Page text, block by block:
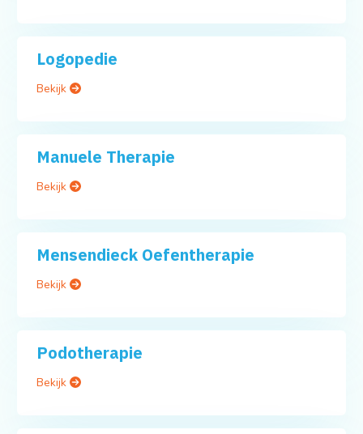
Logopedie
Bekijk
Manuele Therapie
Bekijk
Mensendieck Oefentherapie
Bekijk
Podotherapie
Bekijk